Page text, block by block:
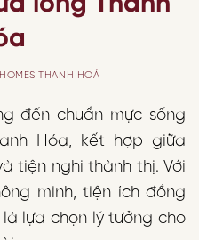
THANH HOÁ
đến chuẩn mực sống
Hóa, kết hợp giữa
tiện nghi thành thị. Với
minh, tiện ích đồng
lựa chọn lý tưởng cho